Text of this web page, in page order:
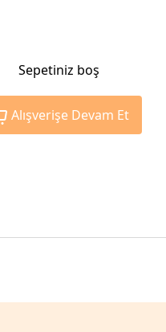
Sepetiniz boş
Alışverişe Devam Et